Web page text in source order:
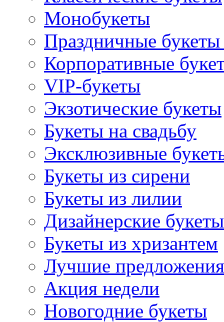
Монобукеты
Праздничные букеты
Корпоративные
VIP-букеты
Экзотические букеты
Букеты на свадьбу
Эксклюзивные
Букеты из сирени
Букеты из лилии
Дизайнерские
Букеты из хризантем
Лучшие предложения
Акция недели
Новогодние букеты